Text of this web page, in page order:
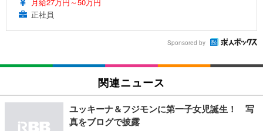
月給27万円～50万円
正社員
Sponsored by
関連ニュース
ユッキーナ＆フジモンに第一子女児誕生！ 写
真をブログで披露